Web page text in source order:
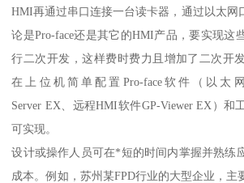
HMI再通过串口连接一台读卡器，通过以太网
论是Pro-face还是其它的HMI产品，要实现这
行二次开发，这样费时费力且增加了二次开
在上位机简单配置Pro-face软件（以太
Server EX、远程HMI软件GP-Viewer EX）和
可实现。
设计或操作人员可在*短的时间内掌握并熟练
成本。例如，苏州某FPD行业的大型企业，主